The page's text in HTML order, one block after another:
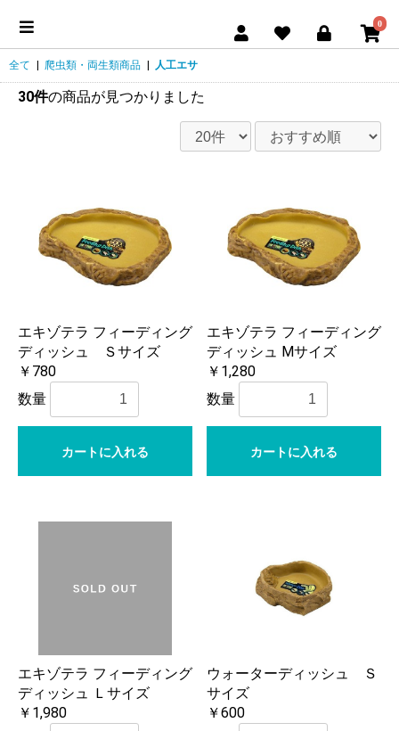
0
全て 爬虫類・両生類商品 人工エサ
30件の商品が見つかりました
エキゾテラ フィーディング
ディッシュ Ｓサイズ
￥780
数量
カートに入れる
エキゾテラ フィーディング
ディッシュ Mサイズ
￥1,280
数量
カートに入れる
エキゾテラ フィーディング
ディッシュ Ｌサイズ
￥1,980
ウォーターディッシュ Ｓ
サイズ
￥600